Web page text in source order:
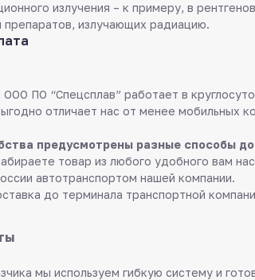
излучения – к примеру, в
препаратов, излучающих радиацию.
ООО ПО “Спецсплав” работает в
отличает нас от менее мобильных
предусмотрены разные способы
товар из любого удобного вам
автотранспортом нашей компании.
до терминала транспортной
мы используем гибкую систему и